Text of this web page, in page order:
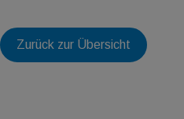
Zurück zur Übersicht